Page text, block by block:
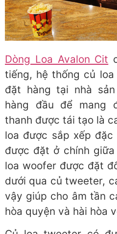
Dòng Loa Avalon Cit
tiếng, hệ thống củ
đặt hàng tại nhà
hàng đầu để mang
thanh được tái tạo là
loa được sắp xếp
được đặt ở chính
loa woofer được đặt
dưới qua củ tweeter,
vậy giúp cho âm tần
hòa quyện và hài hòa